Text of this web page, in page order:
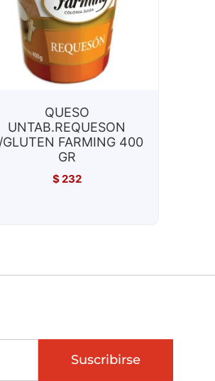
QUESO
UNTAB.REQUESON
GLUTEN FARMING 400
GR
$232
Suscribirse